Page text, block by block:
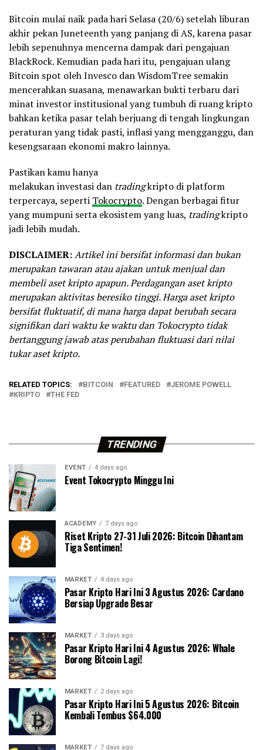
Bitcoin mulai naik pada hari Selasa (20/6) setelah liburan
akhir pekan Juneteenth yang panjang di AS, karena pasar
lebih sepenuhnya mencerna dampak dari pengajuan
BlackRock. Kemudian pada hari itu, pengajuan ulang
Bitcoin spot oleh Invesco dan WisdomTree semakin
mencerahkan suasana, menawarkan bukti terbaru dari
minat investor institusional yang tumbuh di ruang kripto
bahkan ketika pasar telah berjuang di tengah lingkungan
peraturan yang tidak pasti, inflasi yang mengganggu, dan
kesengsaraan ekonomi makro lainnya.
Pastikan kamu hanya
melakukan investasi dan tradingkripto di platform
terpercaya, seperti Tokocrypto. Dengan berbagai fitur
yang mumpuni serta ekosistem yang luas, tradingkripto
jadi lebih mudah.
DISCLAIMER:Artikel ini bersifat informasi dan bukan
merupakan tawaran atau ajakan untuk menjual dan
membeli aset kripto apapun. Perdagangan aset kripto
merupakan aktivitas beresiko tinggi. Harga aset kripto
bersifat fluktuatif, di mana harga dapat berubah secara
signifikan dari waktu ke waktu dan Tokocrypto tidak
bertanggung jawab atas perubahan fluktuasi dari nilai
tukar aset kripto.
RELATED TOPICS: BITCOIN FEATURED
JEROME POWELL
KRIPTO
THE FED
TRENDING
EVENT 4 days ago
Event Tokocrypto Minggu Ini
ACADEMY 7 days ago
Riset Kripto 27-31 Juli 2026: Bitcoin Dihantam
Tiga Sentimen!
MARKET 4 days ago
Pasar Kripto Hari Ini 3 Agustus 2026: Cardano
Bersiap Upgrade Besar
MARKET 3 days ago
Pasar Kripto Hari Ini 4 Agustus 2026: Whale
Borong Bitcoin Lagi!
MARKET 2 days ago
Pasar Kripto Hari Ini 5 Agustus 2026: Bitcoin
Kembali Tembus $64.000
MARKET 7 days ago